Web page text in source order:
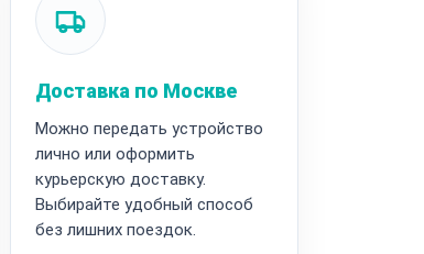
Доставка по Москве
Можно передать устройство
лично или оформить
курьерскую доставку.
Выбирайте удобный способ
без лишних поездок.